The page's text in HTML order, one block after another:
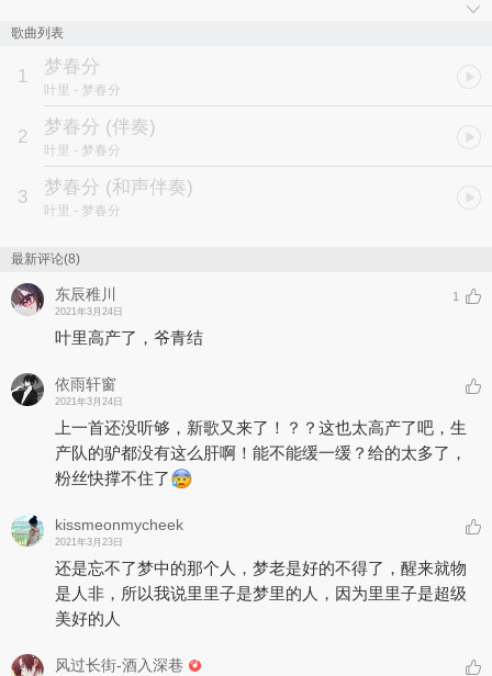
携手看，春色绵延无边
歌曲列表
1 梦春分
叶里 - 梦春分
2 梦春分 (伴奏)
叶里 - 梦春分
3 梦春分 (和声伴奏)
叶里 - 梦春分
最新评论(8)
东辰稚川
2021年3月24日
1
叶里高产了，爷青结
依雨轩窗
2021年3月24日
上一首还没听够，新歌又来了！？？这也太高产了吧，生
产队的驴都没有这么肝啊！能不能缓一缓？给的太多了，
粉丝快撑不住了
kissmeonmycheek
2021年3月23日
还是忘不了梦中的那个人，梦老是好的不得了，醒来就物
是人非，所以我说里里子是梦里的人，因为里里子是超级
美好的人
风过长街-酒入深巷